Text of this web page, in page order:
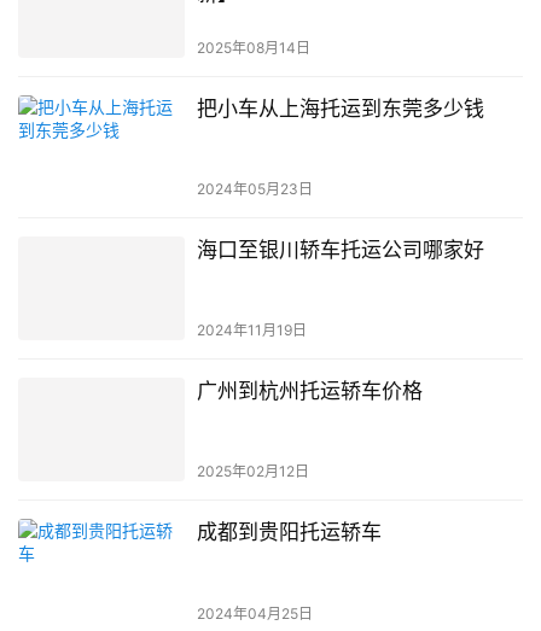
2025年08月14日
把小车从上海托运到东莞多少钱
2024年05月23日
海口至银川轿车托运公司哪家好
2024年11月19日
广州到杭州托运轿车价格
2025年02月12日
成都到贵阳托运轿车
2024年04月25日